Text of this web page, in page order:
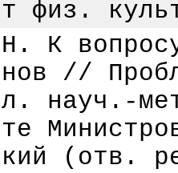
т физ.
К
//
науч.-